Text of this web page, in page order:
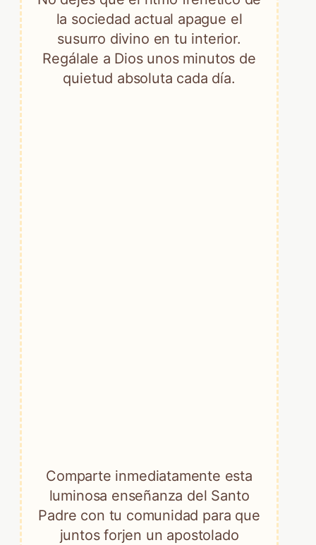
la sociedad actual apague el
susurro divino en tu interior.
Regálale a Dios unos minutos de
quietud absoluta cada día.
Comparte inmediatamente esta
luminosa enseñanza del Santo
Padre con tu comunidad para que
juntos forjen un apostolado